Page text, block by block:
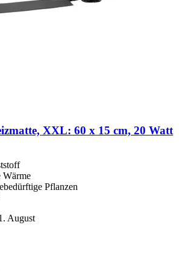
XXL: 60 x 15 cm, 20 Watt
Wärme
Pflanzen
August